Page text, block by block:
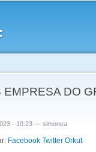
here
EMPRESA DO
- 10:23 — simonea
Facebook Twitter Orkut